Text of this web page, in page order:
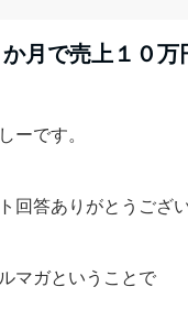
月で売上１０万
ーです。
回答ありがとうござい
マガということで